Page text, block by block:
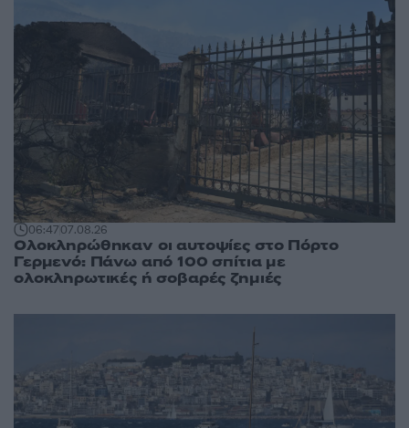
06:4707.08.26
Ολοκληρώθηκαν οι αυτοψίες στο Πόρτο
Γερμενό: Πάνω από 100 σπίτια με
ολοκληρωτικές ή σοβαρές ζημιές